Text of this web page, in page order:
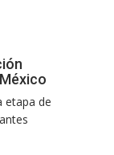
etapa de